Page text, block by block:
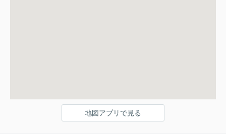
地図アプリで見る